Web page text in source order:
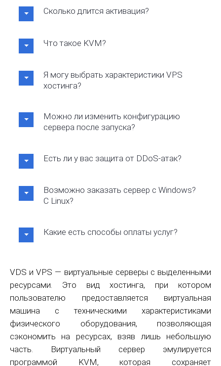
Сколько длится активация?
Что такое KVM?
Я могу выбрать характеристики VPS
хостинга?
Можно ли изменить конфигурацию
сервера после запуска?
Есть ли у вас защита от DDoS-атак?
Возможно заказать сервер с Windows?
С Linux?
Какие есть способы оплаты услуг?
VDS и VPS — виртуальные серверы с выделенными
ресурсами. Это вид хостинга, при котором
пользователю предоставляется виртуальная
машина с техническими характеристиками
физического оборудования, позволяющая
сэкономить на ресурсах, взяв лишь небольшую
часть. Виртуальный сервер эмулируется
программой KVM, которая сохраняет